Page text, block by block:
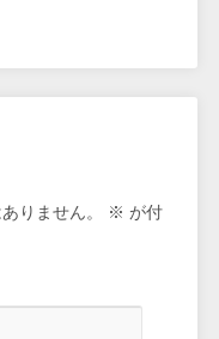
りません。 ※ が付